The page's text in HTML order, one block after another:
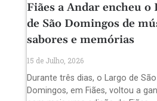
Fiães a Andar encheu o
de São Domingos de
sabores e memórias
15 de Julho, 2026
Durante três dias, o Largo de São
Domingos, em Fiães, voltou a